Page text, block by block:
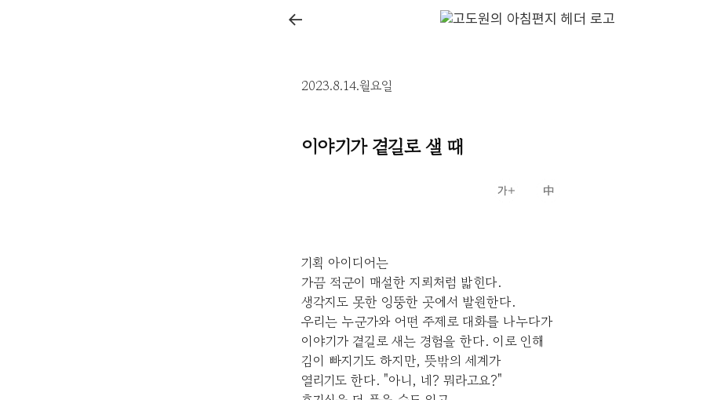
←
2023.8.14.월요일
이야기가 곁길로 샐 때
기획 아이디어는
가끔 적군이 매설한 지뢰처럼 밟힌다.
생각지도 못한 엉뚱한 곳에서 발원한다.
우리는 누군가와 어떤 주제로 대화를 나누다가
이야기가 곁길로 새는 경험을 한다. 이로 인해
김이 빠지기도 하지만, 뜻밖의 세계가
열리기도 한다. "아니, 네? 뭐라고요?"